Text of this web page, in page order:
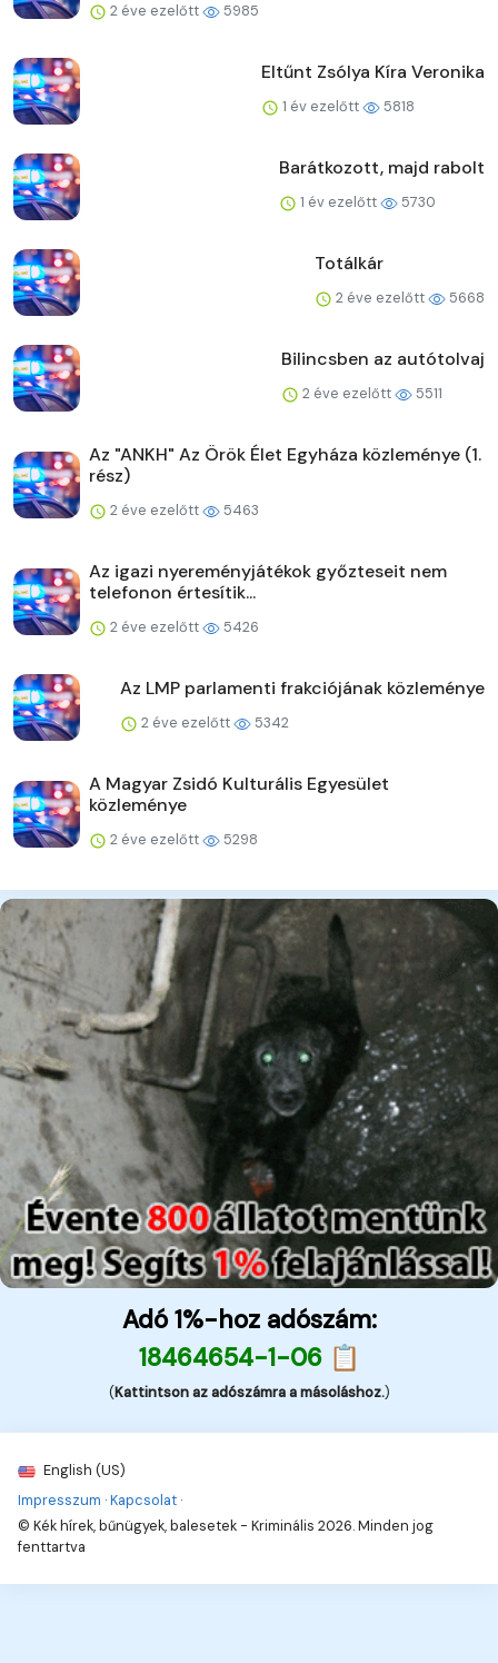
2 éve ezelőtt 5985
Eltűnt Zsólya Kíra Veronika
1 év ezelőtt 5818
Barátkozott, majd rabolt
1 év ezelőtt 5730
Totálkár
2 éve ezelőtt 5668
Bilincsben az autótolvaj
2 éve ezelőtt 5511
Az "ANKH" Az Örök Élet Egyháza közleménye (1.
rész)
2 éve ezelőtt 5463
Az igazi nyereményjátékok győzteseit nem
telefonon értesítik...
2 éve ezelőtt 5426
Az LMP parlamenti frakciójának közleménye
2 éve ezelőtt 5342
A Magyar Zsidó Kulturális Egyesület
közleménye
2 éve ezelőtt 5298
Adó 1%-hoz adószám:
18464654-1-06 📋
(Kattintson az adószámra a másoláshoz.)
English (US)
Impresszum ·Kapcsolat ·
© Kék hírek, bűnügyek, balesetek - Kriminális 2026. Minden jog
fenttartva